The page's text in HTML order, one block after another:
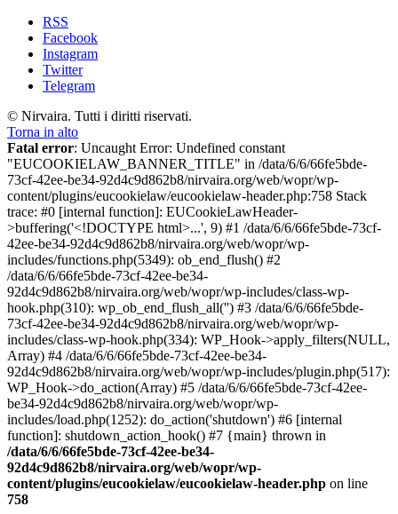
RSS
Facebook
Instagram
Twitter
Telegram
© Nirvaira. Tutti i diritti riservati.
Torna in alto
Fatal error: Uncaught Error: Undefined constant
"EUCOOKIELAW_BANNER_TITLE" in /data/6/6/66fe5bde-
73cf-42ee-be34-92d4c9d862b8/nirvaira.org/web/wopr/wp-
content/plugins/eucookielaw/eucookielaw-header.php:758 Stack
trace: #0 [internal function]: EUCookieLawHeader-
>buffering('<!DOCTYPE html>...', 9) #1 /data/6/6/66fe5bde-73cf-
42ee-be34-92d4c9d862b8/nirvaira.org/web/wopr/wp-
includes/functions.php(5349): ob_end_flush() #2
/data/6/6/66fe5bde-73cf-42ee-be34-
92d4c9d862b8/nirvaira.org/web/wopr/wp-includes/class-wp-
hook.php(310): wp_ob_end_flush_all('') #3 /data/6/6/66fe5bde-
73cf-42ee-be34-92d4c9d862b8/nirvaira.org/web/wopr/wp-
includes/class-wp-hook.php(334): WP_Hook->apply_filters(NULL,
Array) #4 /data/6/6/66fe5bde-73cf-42ee-be34-
92d4c9d862b8/nirvaira.org/web/wopr/wp-includes/plugin.php(517):
WP_Hook->do_action(Array) #5 /data/6/6/66fe5bde-73cf-42ee-
be34-92d4c9d862b8/nirvaira.org/web/wopr/wp-
includes/load.php(1252): do_action('shutdown') #6 [internal
function]: shutdown_action_hook() #7 {main} thrown in
/data/6/6/66fe5bde-73cf-42ee-be34-
92d4c9d862b8/nirvaira.org/web/wopr/wp-
content/plugins/eucookielaw/eucookielaw-header.php on line
758